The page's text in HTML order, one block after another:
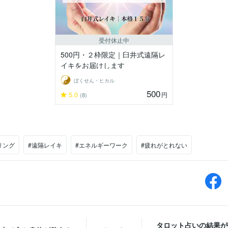
受付休止中
500円・２枠限定｜臼井式遠隔レ
イキをお届けします
ぼくせん・ヒカル
5.0 (8) 500円
ング #遠隔レイキ #エネルギーワーク #疲れがとれない
タロット占いの結果